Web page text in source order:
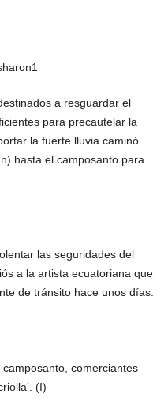
a resguardar el
para precautelar la
la fuerte lluvia caminó
hasta el camposanto para
las seguridades del
a la artista ecuatoriana que
de tránsito hace unos días.
comerciantes
(I)